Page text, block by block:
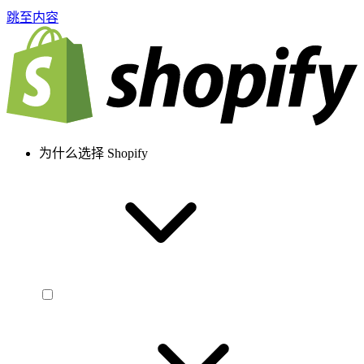
跳至内容
为什么选择 Shopify